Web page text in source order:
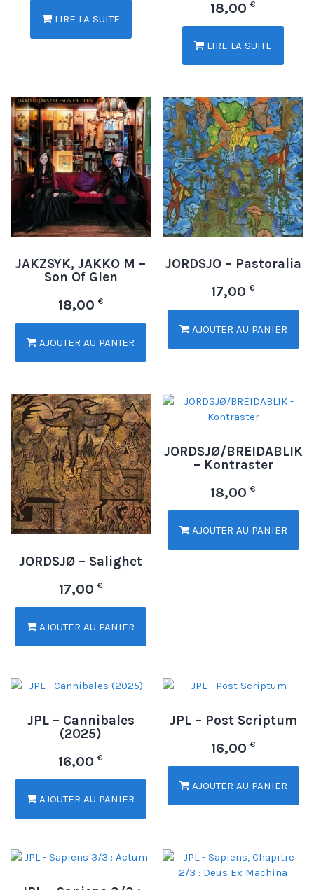
LIRE LA SUITE
18,00€
LIRE LA SUITE
JAKZSYK, JAKKO M –
Son Of Glen
18,00 €
AJOUTER AU PANIER
JORDSJO – Pastoralia
17,00€
AJOUTER AU PANIER
JORDSJØ – Salighet
17,00 €
AJOUTER AU PANIER
JORDSJØ/BREIDABLIK
– Kontraster
18,00€
AJOUTER AU PANIER
JPL – Cannibales
(2025)
16,00€
AJOUTER AU PANIER
JPL – Post Scriptum
16,00 €
AJOUTER AU PANIER